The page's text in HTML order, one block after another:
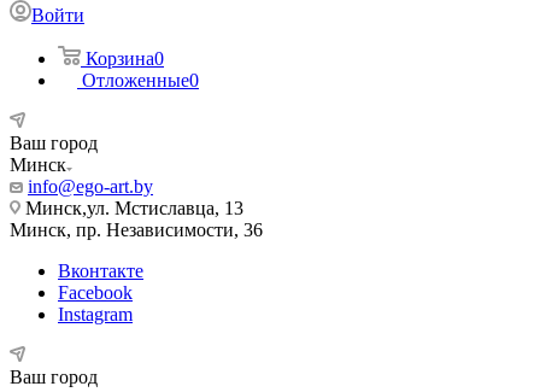
Войти
Корзина0
Отложенные0
Ваш город
Минск
info@ego-art.by
Минск,ул. Мстиславца, 13
Минск, пр. Независимости, 36
Вконтакте
Facebook
Instagram
Ваш город